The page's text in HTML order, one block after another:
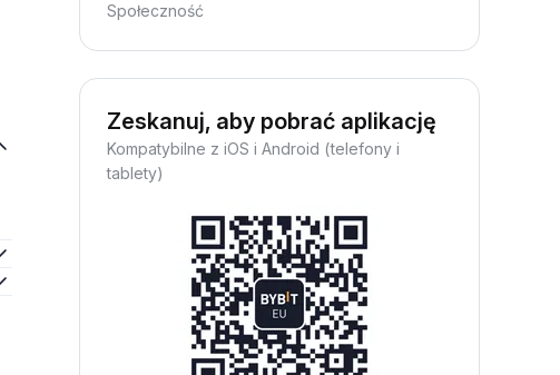
Społeczność
Zeskanuj, aby pobrać aplikację
Kompatybilne z iOS i Android (telefony i
tablety)